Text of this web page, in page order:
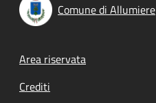
Comune di Allumiere
Footer menu
Area riservata
Crediti